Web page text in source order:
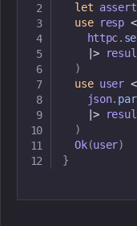
let assert
use resp <
    httpc
.
|>
)
use user <
    json
.
|>
)
Ok(user)
}